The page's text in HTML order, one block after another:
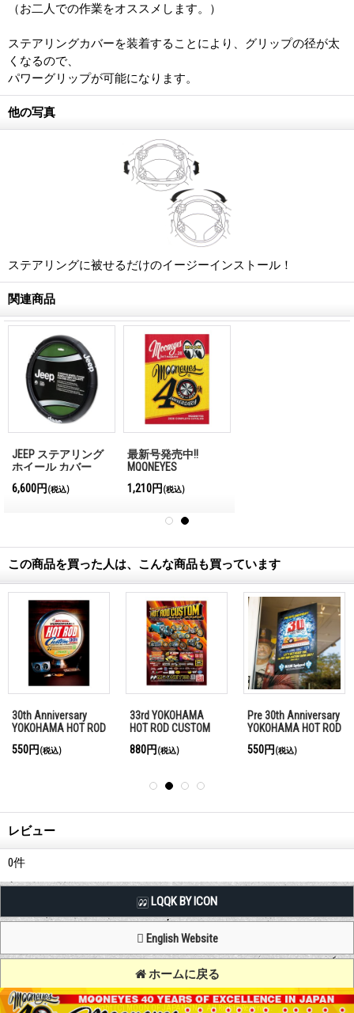
（お二人での作業をオススメします。）
ステアリングカバーを装着することにより、グリップの径が太
くなるので、
パワーグリップが可能になります。
他の写真
ステアリングに被せるだけのイージーインストール！
関連商品
JEEP ステアリング
ホイール カバー
6,600円 (税込)
最新号発売中!!
MQQNEYES
Magazine No.28 2026
1,210円 (税込)
この商品を買った人は、こんな商品も買っています
30th Anniversary
YOKOHAMA HOT ROD
ポスター
550円 (税込)
33rd YOKOHAMA
HOT ROD CUSTOM
ー(Photo)
880円 (税込)
Pre 30th Anniversary
YOKOHAMA HOT ROD
ポスター
550円 (税込)
レビュー
0件
LQQK BY ICON
English Website
ホームに戻る
Copyright (C) MOON OF JAPAN, INC. All Rights Reserved.